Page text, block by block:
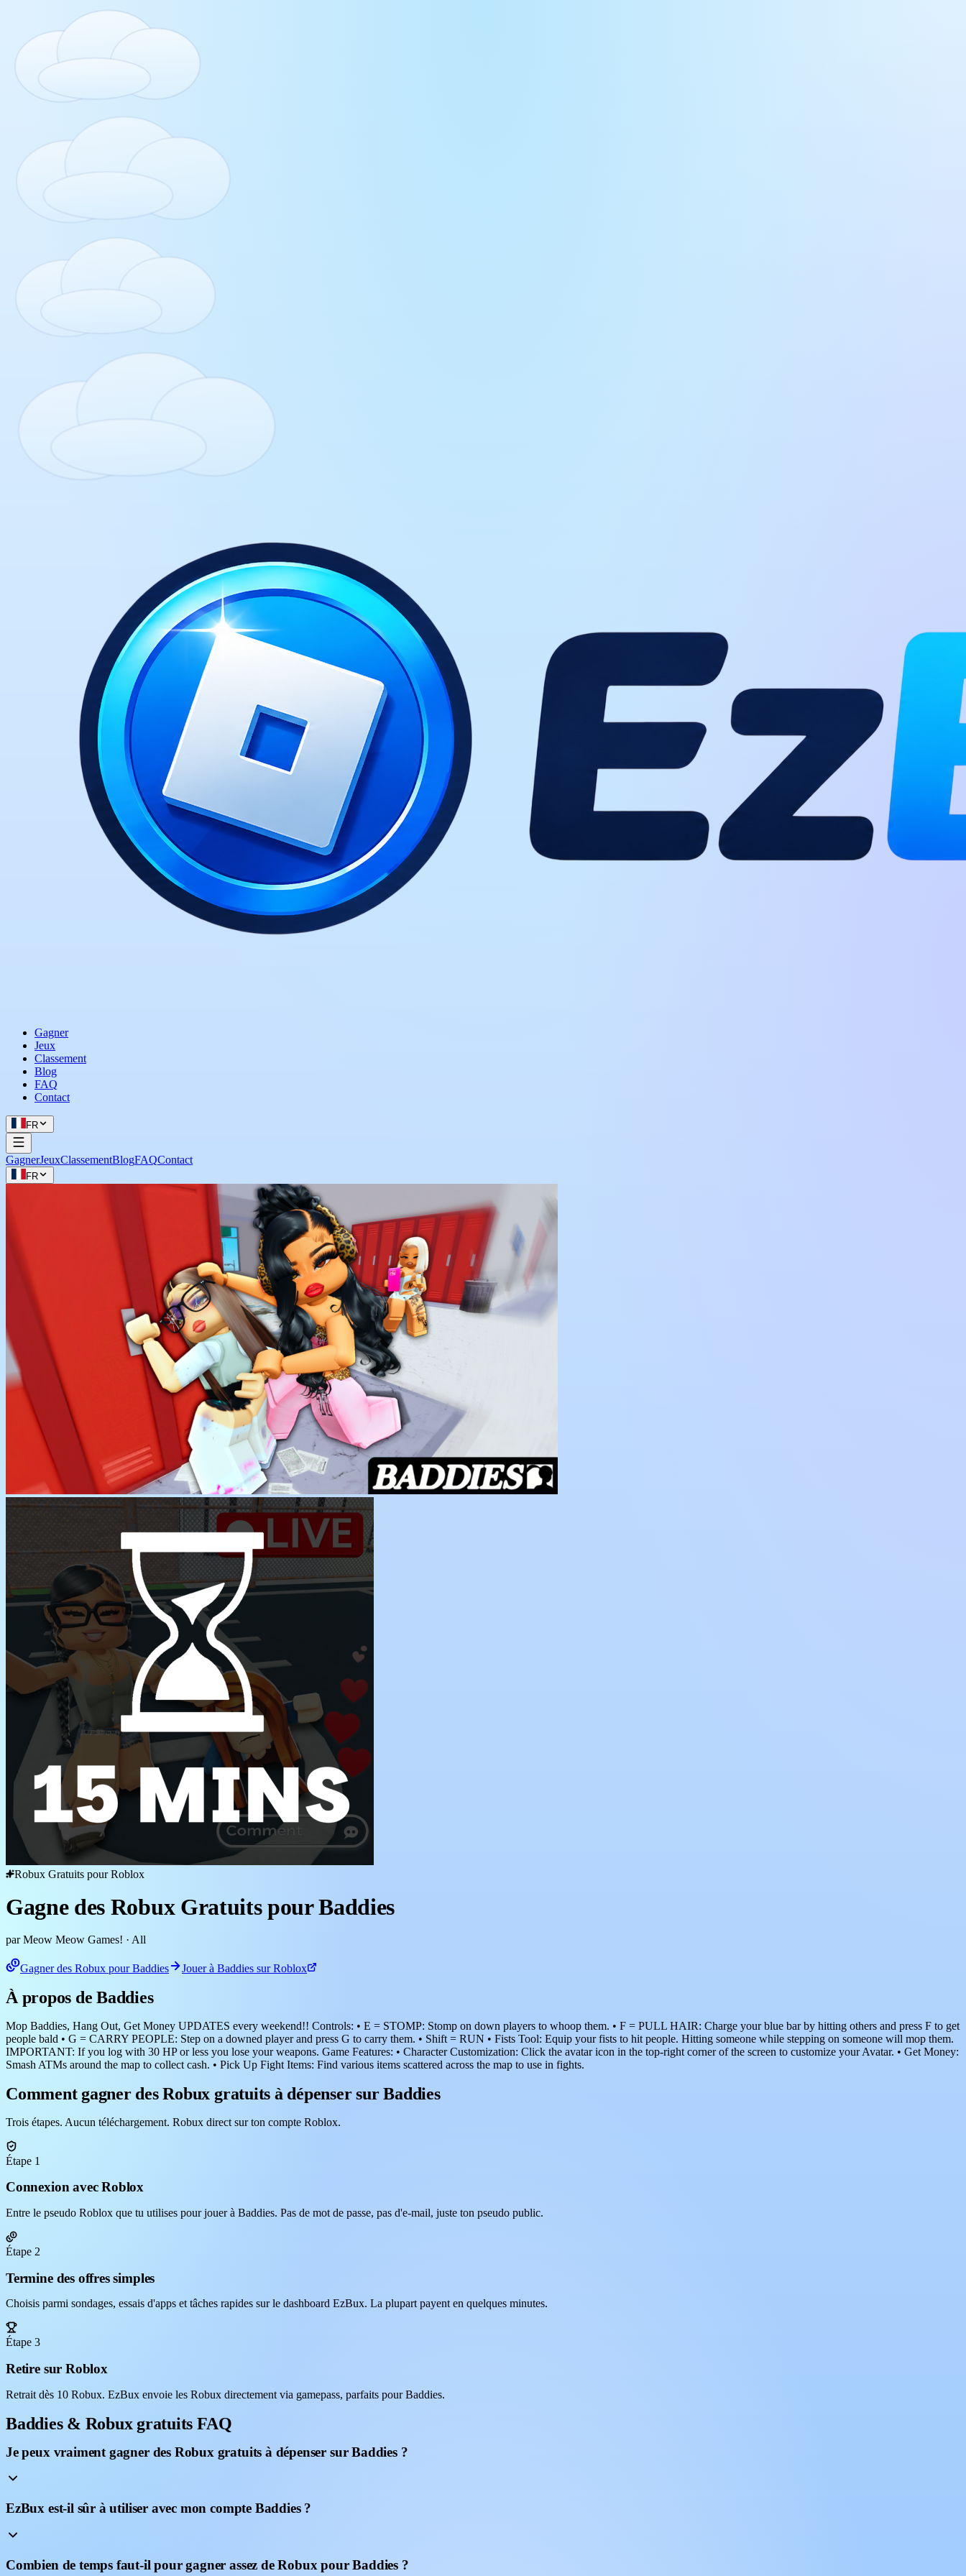
Gagner
Jeux
Classement
Blog
FAQ
Contact
FR
GagnerJeuxClassementBlogFAQContact
FR
Robux Gratuits pour Roblox
Gagne des Robux Gratuits pour Baddies
par Meow Meow Games! · All
Gagner des Robux pour Baddies Jouer à Baddies sur Roblox
À propos de Baddies
Mop Baddies, Hang Out, Get Money UPDATES every weekend!! Controls: • E = STOMP: Stomp on down players to whoop them. • F = PULL HAIR: Charge your blue bar by hitting others and press F to get
people bald • G = CARRY PEOPLE: Step on a downed player and press G to carry them. • Shift = RUN • Fists Tool: Equip your fists to hit people. Hitting someone while stepping on someone will mop them.
IMPORTANT: If you log with 30 HP or less you lose your weapons. Game Features: • Character Customization: Click the avatar icon in the top-right corner of the screen to customize your Avatar. • Get Money:
Smash ATMs around the map to collect cash. • Pick Up Fight Items: Find various items scattered across the map to use in fights.
Comment gagner des Robux gratuits à dépenser sur Baddies
Trois étapes. Aucun téléchargement. Robux direct sur ton compte Roblox.
Étape 1
Connexion avec Roblox
Entre le pseudo Roblox que tu utilises pour jouer à Baddies. Pas de mot de passe, pas d'e-mail, juste ton pseudo public.
Étape 2
Termine des offres simples
Choisis parmi sondages, essais d'apps et tâches rapides sur le dashboard EzBux. La plupart payent en quelques minutes.
Étape 3
Retire sur Roblox
Retrait dès 10 Robux. EzBux envoie les Robux directement via gamepass, parfaits pour Baddies.
Baddies & Robux gratuits FAQ
Je peux vraiment gagner des Robux gratuits à dépenser sur Baddies ?
EzBux est-il sûr à utiliser avec mon compte Baddies ?
Combien de temps faut-il pour gagner assez de Robux pour Baddies ?